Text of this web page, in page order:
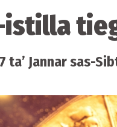
Jannar sas-